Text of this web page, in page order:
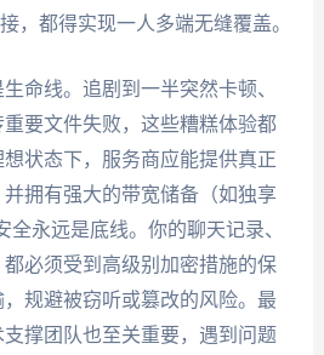
，都得实现一人多端无缝覆盖。
命线。追剧到一半突然卡顿、
要文件失败，这些糟糕体验都
状态下，服务商应能提供真正
拥有强大的带宽储备（如独享
全永远是底线。你的聊天记录、
必须受到高级别加密措施的保
规避被窃听或篡改的风险。最
撑团队也至关重要，遇到问题